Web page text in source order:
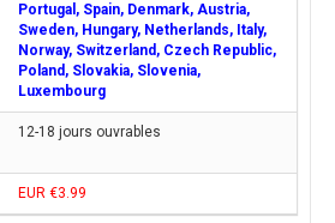
Portugal, Spain, Denmark, Austria,
Sweden, Hungary, Netherlands, Italy,
Norway, Switzerland, Czech Republic,
Poland, Slovakia, Slovenia,
Luxembourg
12-18 jours ouvrables
EUR €3.99